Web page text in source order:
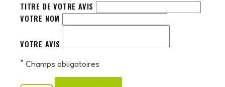
TITRE DE VOTRE AVIS
VOTRE NOM
VOTRE AVIS
* Champs obligatoires